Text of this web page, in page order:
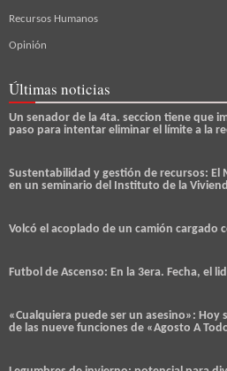
Recursos Humanos
Opinión
Últimas noticias
Un senador de la 4ta. seccion tiene que
paso para intentar eliminar el límite a la
Sustentabilidad y gestión de recursos: El
en un seminario del Instituto de la
Volcó el acoplado de un camión cargado
Futbol de Ascenso: En la 3era. Fecha, el
«Cualquiera puede ser un asesino»: Hoy
de las nueve funciones de «Agosto A